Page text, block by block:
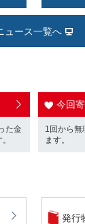
ュース一覧へ
た金
今回
1回から無
ます。
発行